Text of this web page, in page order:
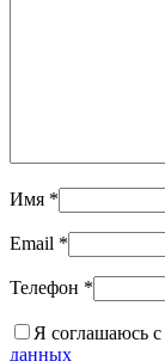
Имя *
Email *
Телефон *
Я соглашаюсь с
данных